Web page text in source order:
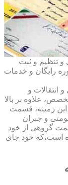
تنظیم و ثبت
رایگان و خدمات
انتقالات و
علاوه بر بالا
زمینه، قسمت
و جبران
گروهی از خود
است،که خود جای